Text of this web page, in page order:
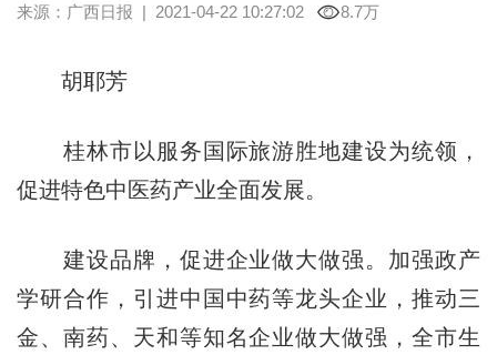
来源： 广西日报 | 2021-04-22 10:27:02 8.7万
胡耶芳
桂林市以服务国际旅游胜地建设为统领，
促进特色中医药产业全面发展。
建设品牌，促进企业做大做强。加强政产
学研合作，引进中国中药等龙头企业，推动三
金、南药、天和等知名企业做大做强，全市生